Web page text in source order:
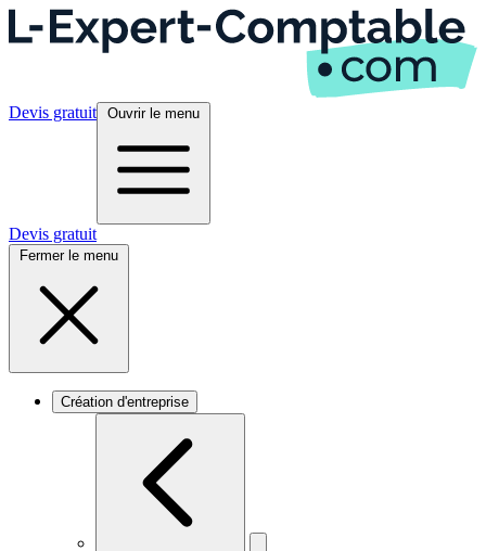
Devis gratuit Ouvrir le menu
Devis gratuit
Fermer le menu
Création d'entreprise